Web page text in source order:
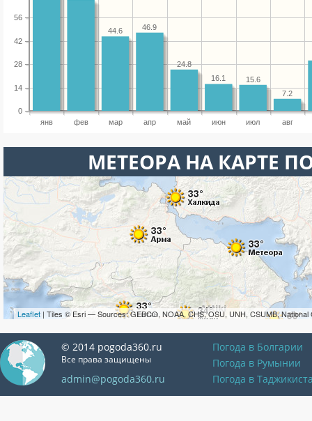
янв фев мар апр май июн июл авг
0
14
28
42
56
7.2
15.6
16.1
24.8
46.9
44.6
МЕТЕОРА НА КАРТЕ
Leaflet | Tiles © Esri — Sources: GEBCO, NOAA, CHS, OSU, UNH, CSUMB, National
© 2014 pogoda360.ru
Все права защищены
admin@pogoda360.ru
Погода в Болгарии
Погода в Румынии
Погода в